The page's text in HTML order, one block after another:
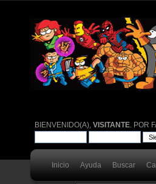
BIENVENIDO(A),VISITANTE . POR
Inicio Ayuda Buscar